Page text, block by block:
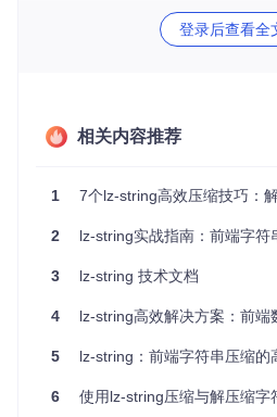
依赖。
LZ77算法的基本思想是通过引用先
多项优化：
滑动窗口机制：维护一个动态窗
变长编码：对重复序列的位置和
与其他压缩方案的横向对比
特性
lz-string
登录后查看全
相关内容推荐
1 7个lz-string高效压缩技巧：解决前端数据
2 lz-string实战指南：前端字符
3 lz-string 技术文档
4 lz-string高效解决方案：前端
5 lz-string：前端字符串压缩的
6 使用lz-string压缩与解压缩字